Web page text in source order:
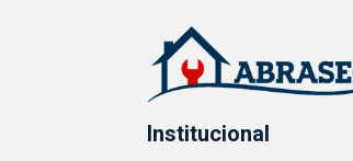
Institucional